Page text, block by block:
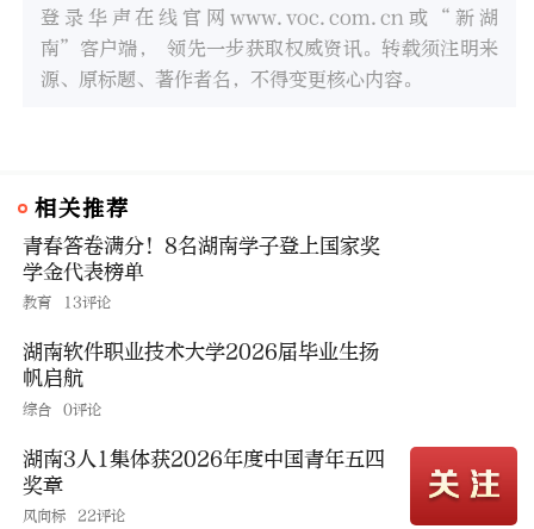
登录华声在线官网www.voc.com.cn或“新湖
南”客户端， 领先一步获取权威资讯。转载须注明来
源、原标题、著作者名，不得变更核心内容。
相关推荐
青春答卷满分！8名湖南学子登上国家奖
学金代表榜单
教育 13评论
湖南软件职业技术大学2026届毕业生扬
帆启航
综合 0评论
湖南3人1集体获2026年度中国青年五四
奖章
风向标 22评论